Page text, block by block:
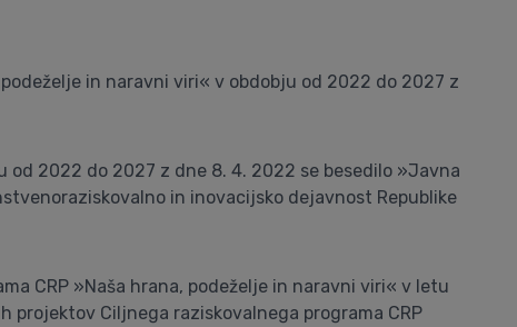
in naravni viri« v obdobju od 2022 do 2027 z
od 2022 do 2027 z dne 8. 4. 2022 se besedilo »Javna
in inovacijsko dejavnost Republike
CRP »Naša hrana, podeželje in naravni viri« v letu
Ciljnega raziskovalnega programa CRP